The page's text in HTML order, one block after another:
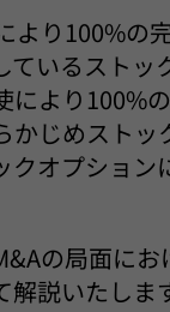
より100%の
ているスト
より100%
かじめスト
クオプショ
の局面に
説いたしま